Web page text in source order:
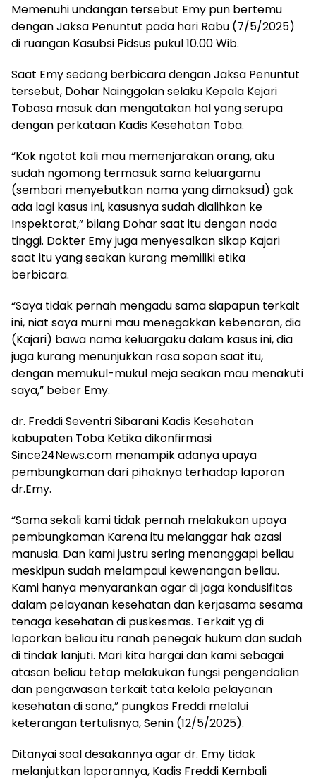
Memenuhi undangan tersebut Emy pun bertemu
dengan Jaksa Penuntut pada hari Rabu (7/5/2025)
di ruangan Kasubsi Pidsus pukul 10.00 Wib.
Saat Emy sedang berbicara dengan Jaksa Penuntut
tersebut, Dohar Nainggolan selaku Kepala Kejari
Tobasa masuk dan mengatakan hal yang serupa
dengan perkataan Kadis Kesehatan Toba.
“Kok ngotot kali mau memenjarakan orang, aku
sudah ngomong termasuk sama keluargamu
(sembari menyebutkan nama yang dimaksud) gak
ada lagi kasus ini, kasusnya sudah dialihkan ke
Inspektorat,” bilang Dohar saat itu dengan nada
tinggi. Dokter Emy juga menyesalkan sikap Kajari
saat itu yang seakan kurang memiliki etika
berbicara.
“Saya tidak pernah mengadu sama siapapun terkait
ini, niat saya murni mau menegakkan kebenaran, dia
(Kajari) bawa nama keluargaku dalam kasus ini, dia
juga kurang menunjukkan rasa sopan saat itu,
dengan memukul-mukul meja seakan mau menakuti
saya,” beber Emy.
dr. Freddi Seventri Sibarani Kadis Kesehatan
kabupaten Toba Ketika dikonfirmasi
Since24News.com menampik adanya upaya
pembungkaman dari pihaknya terhadap laporan
dr.Emy.
“Sama sekali kami tidak pernah melakukan upaya
pembungkaman Karena itu melanggar hak azasi
manusia. Dan kami justru sering menanggapi beliau
meskipun sudah melampaui kewenangan beliau.
Kami hanya menyarankan agar di jaga kondusifitas
dalam pelayanan kesehatan dan kerjasama sesama
tenaga kesehatan di puskesmas. Terkait yg di
laporkan beliau itu ranah penegak hukum dan sudah
di tindak lanjuti. Mari kita hargai dan kami sebagai
atasan beliau tetap melakukan fungsi pengendalian
dan pengawasan terkait tata kelola pelayanan
kesehatan di sana,” pungkas Freddi melalui
keterangan tertulisnya, Senin (12/5/2025).
Ditanyai soal desakannya agar dr. Emy tidak
melanjutkan laporannya, Kadis Freddi Kembali